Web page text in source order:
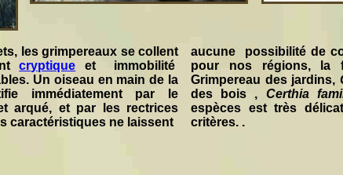
les grimpereaux se collent
cryptique et immobilité
Un oiseau en main de la
immédiatement par le
et par les rectrices
caractéristiques ne laissent
aucune possibilité de
pour nos régions, la
Grimpereau des jardins,
des bois , Certhia
espèces est très
critères. .